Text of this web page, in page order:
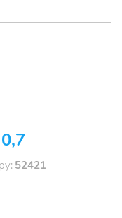
52421